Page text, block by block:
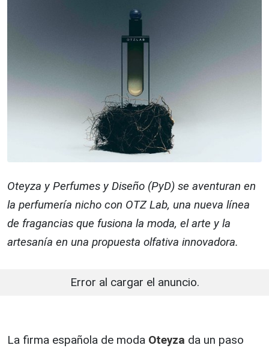
Oteyza y Perfumes y Diseño (PyD) se aventuran en
la perfumería nicho con OTZ Lab, una nueva línea
de fragancias que fusiona la moda, el arte y la
artesanía en una propuesta olfativa innovadora.
Error al cargar el anuncio.
La firma española de moda Oteyza da un paso